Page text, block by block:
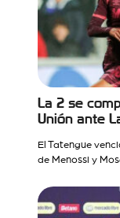
La 2 se
Unión ante
El Tatengue
de Menossi y